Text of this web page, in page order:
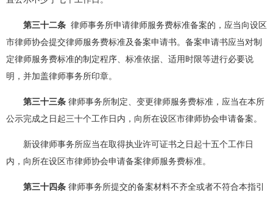
第三十二条 律师事务所申请律师服务费标准备案的，应当向设区
市律师协会提交律师服务费标准及备案申请书。备案申请书应当对制
定律师服务费标准的制定程序、标准依据、适用时限等进行必要说
明，并加盖律师事务所印章。
第三十三条 律师事务所制定、变更律师服务费标准，应当在本所
公示完成之日起三十个工作日内，向所在设区市律师协会申请备案。
新设律师事务所应当在取得执业许可证书之日起十五个工作日
内，向所在设区市律师协会申请备案律师服务费标准。
第三十四条 律师事务所提交的备案材料不齐全或者不符合本指引